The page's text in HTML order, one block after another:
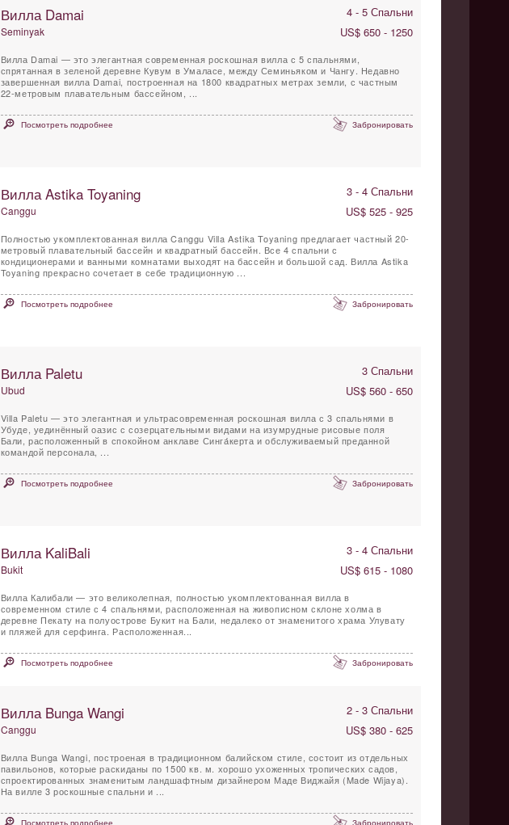
Вилла Damai 4 - 5 Спальни
Seminyak US$ 650 - 1250
Вилла Damai — это элегантная современная роскошная вилла с 5 спальнями,
спрятанная в зеленой деревне Кувум в Умаласе, между Семиньяком и Чангу. Недавно
завершенная вилла Damai, построенная на 1800 квадратных метрах земли, с частным
22-метровым плавательным бассейном, ...
Посмотреть подробнее Забронировать
Вилла Astika Toyaning 3 - 4 Спальни
Canggu US$ 525 - 925
Полностью укомплектованная вилла Canggu Villa Astika Toyaning предлагает частный 20-
метровый плавательный бассейн и квадратный бассейн. Все 4 спальни с
кондиционерами и ванными комнатами выходят на бассейн и большой сад. Вилла Astika
Toyaning прекрасно сочетает в себе традиционную ...
Посмотреть подробнее Забронировать
Вилла Paletu 3 Спальни
Ubud US$ 560 - 650
Villa Paletu — это элегантная и ультрасовременная роскошная вилла с 3 спальнями в
Убуде, уединённый оазис с созерцательными видами на изумрудные рисовые поля
Бали, расположенный в спокойном анклаве Синга́керта и обслуживаемый преданной
командой персонала, ...
Посмотреть подробнее Забронировать
Вилла KaliBali 3 - 4 Спальни
Bukit US$ 615 - 1080
Вилла Калибали — это великолепная, полностью укомплектованная вилла в
современном стиле с 4 спальнями, расположенная на живописном склоне холма в
деревне Пекату на полуострове Букит на Бали, недалеко от знаменитого храма Улувату
и пляжей для серфинга. Расположенная...
Посмотреть подробнее Забронировать
Вилла Bunga Wangi 2 - 3 Спальни
Canggu US$ 380 - 625
Вилла Bunga Wangi, построеная в традиционном балийском стиле, состоит из отдельных
павильонов, которые раскиданы по 1500 кв. м. хорошо ухоженных тропических садов,
спроектированных знаменитым ландшафтным дизайнером Маде Виджайя (Made Wijaya).
На вилле 3 роскошные спальни и ...
Посмотреть подробнее Забронировать